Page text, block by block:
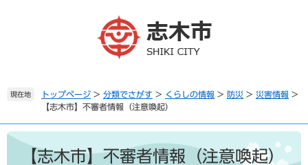
。
て
本
現在地 トップページ > 分類でさがす > くらしの情報 > 防災 > 災害情報 >
【志木市】不審者情報（注意喚起）
本
【志木市】不審者情報（注意喚起）